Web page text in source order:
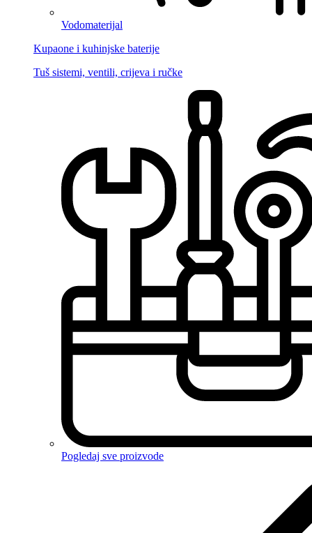
Vodomaterijal
Kupaone i kuhinjske baterije
Tuš sistemi, ventili, crijeva i ručke
Pogledaj sve proizvode